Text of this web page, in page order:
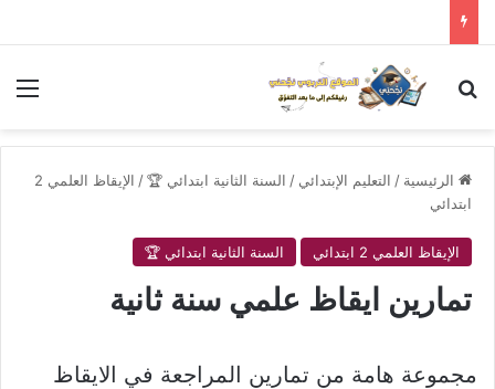
بحث عن
الرئيسية / التعليم الإبتدائي / السنة الثانية ابتدائي 🏆/
الإيقاظ العلمي 2
ابتدائي
الإيقاظ العلمي 2 ابتدائي السنة الثانية ابتدائي 🏆
تمارين ايقاظ علمي سنة ثانية
مجموعة هامة من تمارين المراجعة في الايقاظ